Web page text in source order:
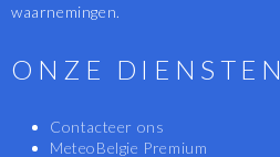
waarnemingen.
ONZE DIENSTEN
Contacteer ons
MeteoBelgie Premium